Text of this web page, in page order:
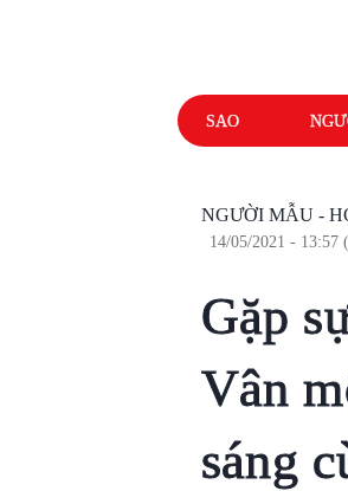
SAO
NGƯỜI MẪU -
14/05/2021 - 13:57
Gặp
Vân
sáng